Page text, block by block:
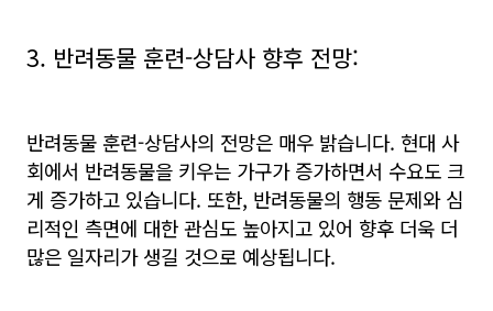
3. 반려동물 훈련-상담사 향후 전망:
반려동물 훈련-상담사의 전망은 매우 밝습니다. 현대 사
회에서 반려동물을 키우는 가구가 증가하면서 수요도 크
게 증가하고 있습니다. 또한, 반려동물의 행동 문제와 심
리적인 측면에 대한 관심도 높아지고 있어 향후 더욱 더
많은 일자리가 생길 것으로 예상됩니다.